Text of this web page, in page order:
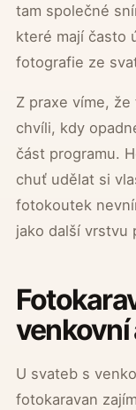
tam společné
které mají často
fotografie ze
Z praxe víme,
chvíli, kdy
část programu.
chuť udělat si
fotokoutek
jako další vrstvu
venkovní
U svateb s
fotokaravan